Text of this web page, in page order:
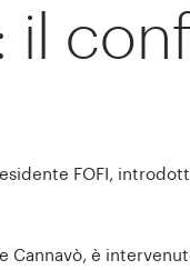
il
FOFI,
Cannavò, è